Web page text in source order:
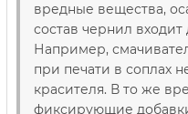
вредные вещества,
состав чернил входит
Например,
при печати в соплах
красителя. В то же
фиксирующие